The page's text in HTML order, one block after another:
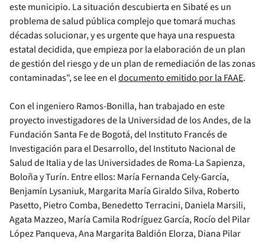
este municipio. La situación descubierta en Sibaté es un
problema de salud pública complejo que tomará muchas
décadas solucionar, y es urgente que haya una respuesta
estatal decidida, que empieza por la elaboración de un plan
de gestión del riesgo y de un plan de remediación de las zonas
contaminadas", se lee en eldocumento emitido por la FAAE.
Con el ingeniero Ramos-Bonilla, han trabajado en este
proyecto investigadores de la Universidad de los Andes, de la
Fundación Santa Fe de Bogotá, del Instituto Francés de
Investigación para el Desarrollo, del Instituto Nacional de
Salud de Italia y de las Universidades de Roma-La Sapienza,
Boloña y Turín. Entre ellos: María Fernanda Cely-García,
Benjamín Lysaniuk, Margarita María Giraldo Silva, Roberto
Pasetto, Pietro Comba, Benedetto Terracini, Daniela Marsili,
Agata Mazzeo, María Camila Rodríguez García, Rocío del Pilar
López Panqueva, Ana Margarita Baldión Elorza, Diana Pilar